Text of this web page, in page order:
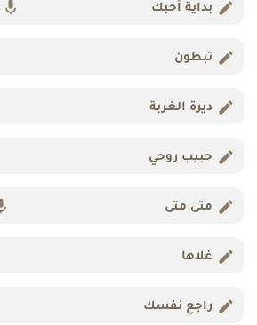
بداية أحبك
تبطون
ديرة الغربة
حبيب روحي
متى متى
غلاها
راجع نفسك